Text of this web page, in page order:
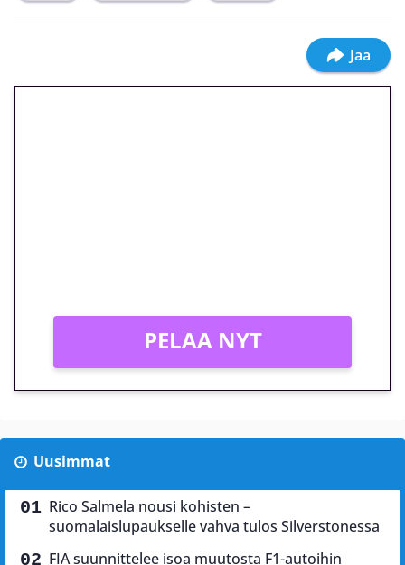
Jaa
PELAA NYT
Uusimmat
Rico Salmela nousi kohisten –
suomalaislupaukselle vahva tulos Silverstonessa
FIA suunnittelee isoa muutosta F1-autoihin